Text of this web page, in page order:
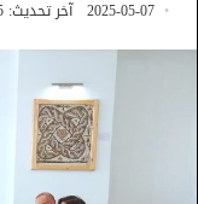
2025-05-07 آخر تحديث: 2025-05-07